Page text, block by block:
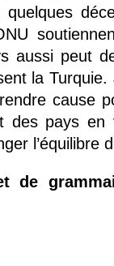
aussi peut
la
cause
pays en
l’équilibre
de